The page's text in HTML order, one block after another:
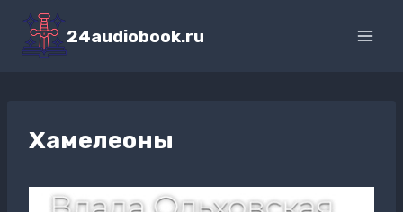
Перейти
содержимому
24audiobook.ru
Хамелеоны